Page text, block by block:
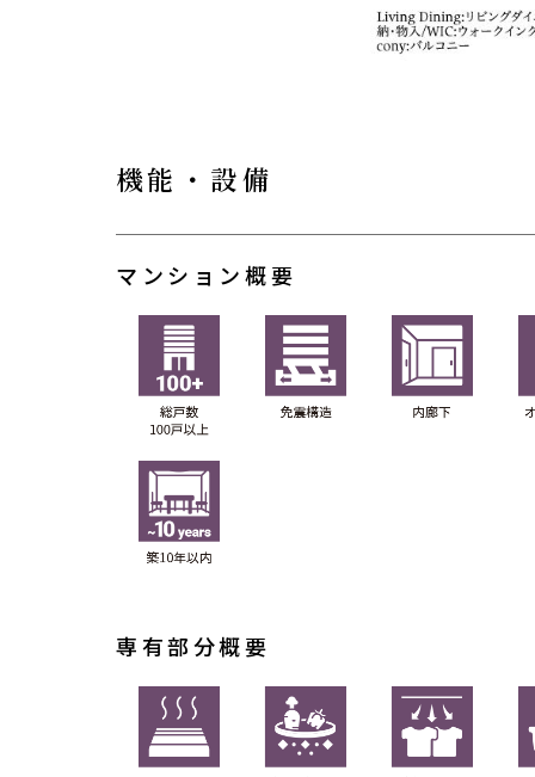
機能・設備
マンション概要
専有部分概要